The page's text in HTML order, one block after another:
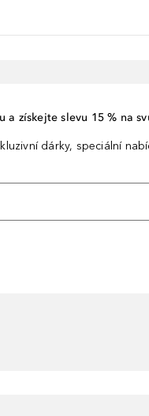
a získejte slevu 15 % na
dárky, speciální